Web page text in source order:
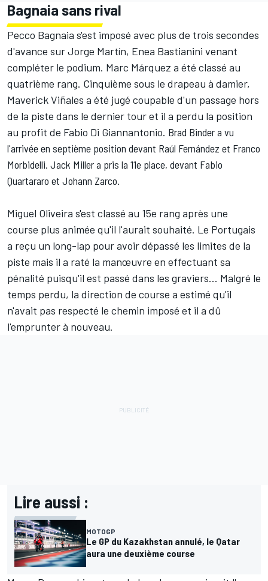
Bagnaia sans rival
Pecco Bagnaia s'est imposé avec plus de trois secondes
d'avance sur Jorge Martín, Enea Bastianini venant
compléter le podium. Marc Márquez a été classé au
quatrième rang. Cinquième sous le drapeau à damier,
Maverick Viñales a été jugé coupable d'un passage hors
de la piste dans le dernier tour et il a perdu la position
au profit de Fabio Di Giannantonio. Brad Binder a vu
l'arrivée en septième position devant Raúl Fernández et Franco
Morbidelli. Jack Millera pris la 11e place, devant Fabio
Quartararo et Johann Zarco.
Miguel Oliveira s'est classé au 15e rang après une
course plus animée qu'il l'aurait souhaité. Le Portugais
a reçu un long-lap pour avoir dépassé les limites de la
piste mais il a raté la manœuvre en effectuant sa
pénalité puisqu'il est passé dans les graviers... Malgré le
temps perdu, la direction de course a estimé qu'il
n'avait pas respecté le chemin imposé et il a dû
l'emprunter à nouveau.
Lire aussi :
MOTOGP
Le GP du Kazakhstan annulé, le Qatar
aura une deuxième course